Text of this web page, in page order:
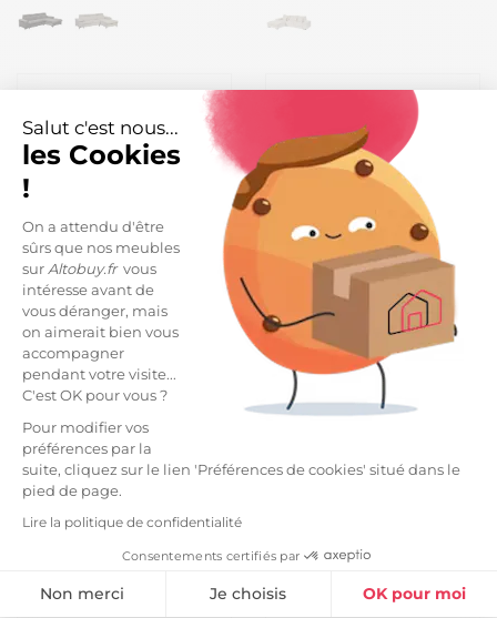
Salut c'est nous...
les Cookies
!
On a attendu d'être
sûrs que nos meubles
sur Altobuy.frvous
intéresse avant de
vous déranger, mais
on aimerait bien vous
accompagner
pendant votre visite...
C'est OK pour vous ?
Pour modifier vos
préférences par la
suite, cliquez sur le lien 'Préférences de cookies' situé dans le
pied de page.
Lire la politique de confidentialité
Consentements certifiés par
Non merci Je choisis OK pour moi
Canapé d'angle gauche
convertible avec 1 coffre
velours côtelé gris -
NAPOLINO
1 399,99 €
NERA - Canapé d'Angle
Gauche Convertible avec 2
Poufs et 1 Coffre Beige
1 889,99 €